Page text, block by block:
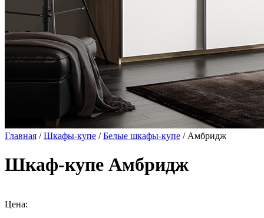
Главная /Шкафы-купе /Белые шкафы-купе / Амбридж
Шкаф-купе Амбридж
Цена: